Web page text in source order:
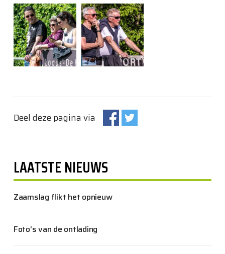
Deel deze pagina via
LAATSTE NIEUWS
Zaamslag flikt het opnieuw
Foto's van de ontlading